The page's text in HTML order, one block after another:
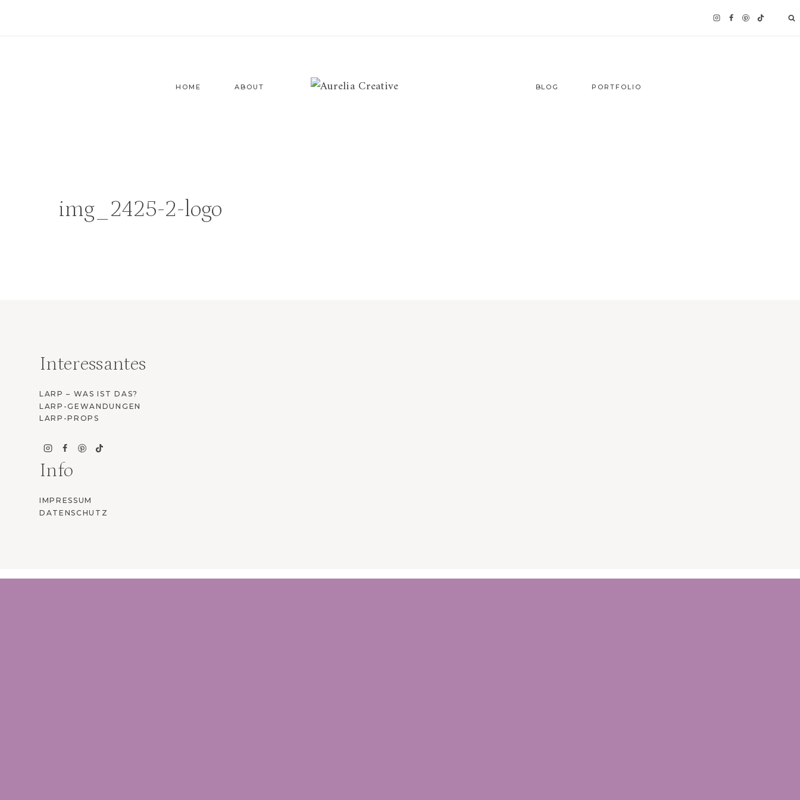
HOME ABOUT BLOG PORTFOLIO
img_2425-2-logo
Interessantes
LARP – WAS IST DAS?
LARP-GEWANDUNGEN
LARP-PROPS
Info
IMPRESSUM
DATENSCHUTZ